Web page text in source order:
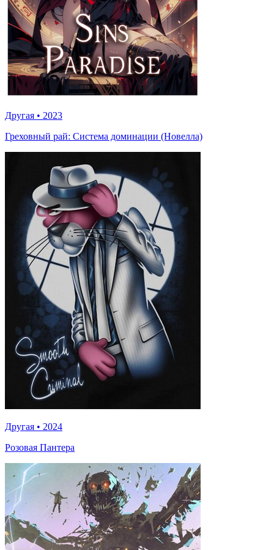
Другая • 2023
Греховный рай: Система доминации (Новелла)
Другая • 2024
Розовая Пантера